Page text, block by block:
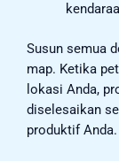
Susun semua
map. Ketika
lokasi Anda,
diselesaikan
produktif Anda.